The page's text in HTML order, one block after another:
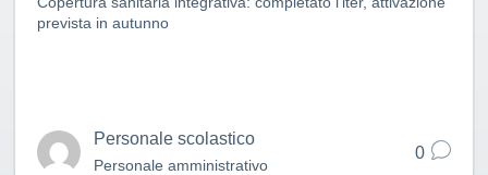
prevista in autunno
Personale scolastico
Personale amministrativo
0